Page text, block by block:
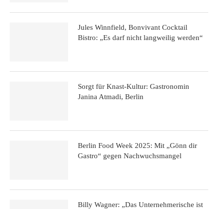
Jules Winnfield, Bonvivant Cocktail
Bistro: „Es darf nicht langweilig werden“
Sorgt für Knast-Kultur: Gastronomin
Janina Atmadi, Berlin
Berlin Food Week 2025: Mit „Gönn dir
Gastro“ gegen Nachwuchsmangel
Billy Wagner: „Das Unternehmerische ist